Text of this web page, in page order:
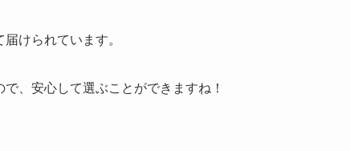
けられています。
、安心して選ぶことができますね！